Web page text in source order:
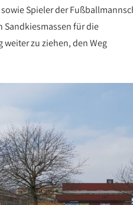
Spieler der
Sandkiesmassen für die
zu ziehen, den Weg